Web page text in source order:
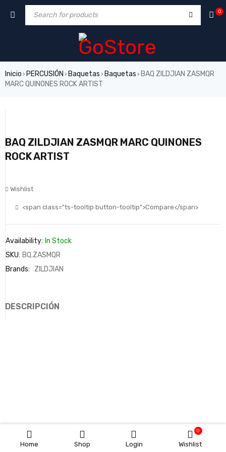
Home Shop Login Wishlist
0
0
Inicio › PERCUSIÓN › Baquetas › Baquetas › BAQ ZILDJIAN ZASMQR
MARC QUINONES ROCK ARTIST
BAQ ZILDJIAN ZASMQR MARC QUINONES
ROCK ARTIST
Wishlist
<span class="ts-tooltip button-tooltip">Compare</span>
Availability: In Stock
SKU: BQ.ZASMQR
Brands:
ZILDJIAN
DESCRIPCIÓN